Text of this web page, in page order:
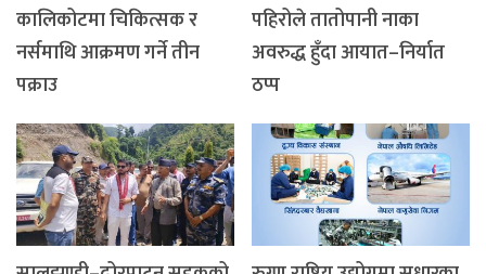
कालिकोटमा चिकित्सक र
नर्समाथि आक्रमण गर्ने तीन
पक्राउ
पहिरोले तातोपानी नाका
अवरुद्ध हुँदा आयात–निर्यात
ठप्प